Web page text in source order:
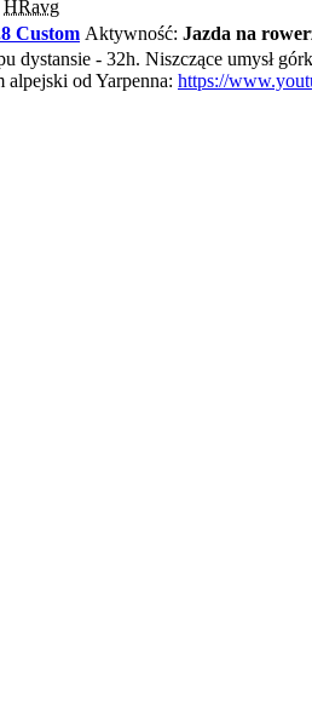
HRavg
Custom Aktywność: Jazda na
dystansie - 32h. Niszczące umysł
alpejski od Yarpenna: https://